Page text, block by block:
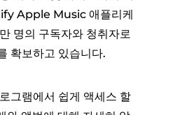
Apple Music 애플리케
명의 구독자와 청취자로
확보하고 있습니다.
그램에서 쉽게 액세스 할